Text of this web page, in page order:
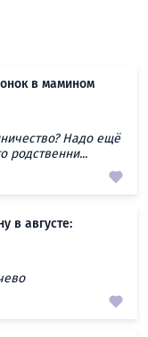
в мамином
Надо ещё
родственни...
в августе: